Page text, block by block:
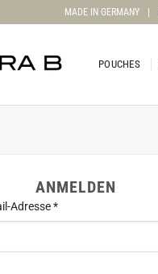
MADE IN GERMANY |
POUCHES
ANMELDEN
Adresse*Erforderlich